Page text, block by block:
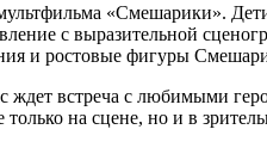
мультфильма «Смешарики».
с выразительной
и ростовые фигуры
встреча с любимыми
на сцене, но и в